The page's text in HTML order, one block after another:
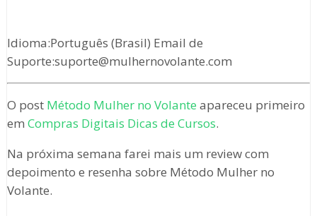
Idioma:Português (Brasil) Email de
Suporte:suporte@mulhernovolante.com
O post Método Mulher no Volante apareceu primeiro
em Compras Digitais Dicas de Cursos.
Na próxima semana farei mais um review com
depoimento e resenha sobre Método Mulher no
Volante.